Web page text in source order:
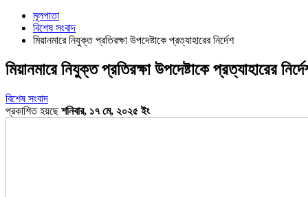
মূলপাতা
বিশেষ সংবাদ
মিয়ানমারে নিযুক্ত প্রতিরক্ষা উপদেষ্টাকে প্রত্যাহারের নির্দেশ
মিয়ানমারে নিযুক্ত প্রতিরক্ষা উপদেষ্টাকে প্রত্যাহারের
বিশেষ সংবাদ
প্রকাশিত হয়ছেশনিবার, ১৭ মে, ২০২৫ ইং